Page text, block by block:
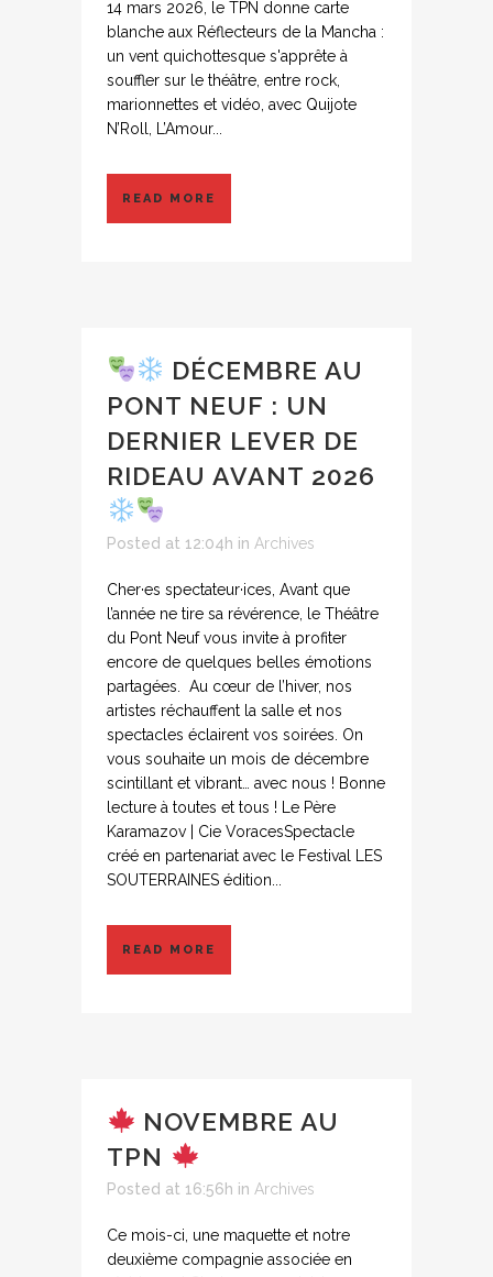
14 mars 2026, le TPN donne carte
blanche aux Réflecteurs de la Mancha :
un vent quichottesque s'apprête à
souffler sur le théâtre, entre rock,
marionnettes et vidéo, avec Quijote
N’Roll, L’Amour...
READ MORE
DÉCEMBRE AU
PONT NEUF : UN
DERNIER LEVER DE
RIDEAU AVANT 2026
Posted at 12:04h in Archives
Cher·es spectateur·ices, Avant que
l’année ne tire sa révérence, le Théâtre
du Pont Neuf vous invite à profiter
encore de quelques belles émotions
partagées. Au cœur de l’hiver, nos
artistes réchauffent la salle et nos
spectacles éclairent vos soirées. On
vous souhaite un mois de décembre
scintillant et vibrant… avec nous ! Bonne
lecture à toutes et tous ! Le Père
Karamazov | Cie VoracesSpectacle
créé en partenariat avec le Festival LES
SOUTERRAINES édition...
READ MORE
NOVEMBRE AU
TPN
Posted at 16:56h in Archives
Ce mois-ci, une maquette et notre
deuxième compagnie associée en